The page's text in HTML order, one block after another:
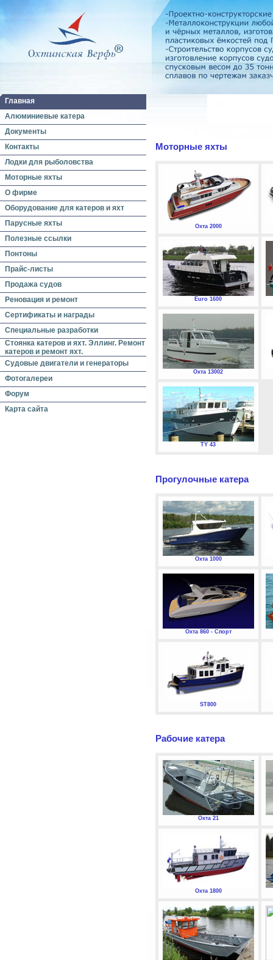
Главная
Алюминиевые катера
Документы
Контакты
Лодки для рыболовства
Моторные яхты
О фирме
Оборудование для катеров и яхт
Парусные яхты
Полезные ссылки
Понтоны
Прайс-листы
Продажа судов
Реновация и ремонт
Сертификаты и награды
Специальные разработки
Стоянка катеров и яхт. Эллинг. Ремонт
катеров и ремонт яхт.
Судовые двигатели и генераторы
Фотогалереи
Форум
Карта сайта
Моторные яхты
Охта 2000
Euro 1600
Охта 13002
TY 43
Прогулочные катера
Охта 1000
Охта 860 - Спорт
ST800
Рабочие катера
Охта 21
Охта 1800